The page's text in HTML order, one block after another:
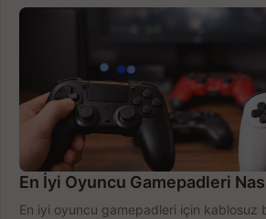
En İyi Oyuncu Gamepadleri
En iyi oyuncu gamepadleri için kablosuz